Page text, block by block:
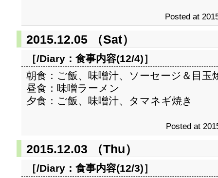
Posted at
2015.12.05 （Sat）
［/Diary： 食事内容(12/4)］
朝食：ご飯、味噌汁、ソーセージ＆目玉
昼食：味噌ラーメン
夕食：ご飯、味噌汁、タマネギ焼き
Posted at
2015.12.03 （Thu）
［/Diary： 食事内容(12/3)］